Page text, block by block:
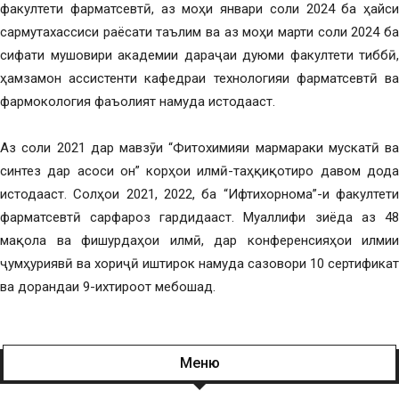
факултети фарматсевтӣ, аз моҳи январи соли 2024 ба ҳайси
сармутахассиси раёсати таълим ва аз моҳи марти соли 2024 ба
сифати мушовири академии дараҷаи дуюми факултети тиббӣ,
ҳамзамон ассистенти кафедраи технологияи фарматсевтӣ ва
фармокология фаъолият намуда истодааст.
Аз соли 2021 дар мавзӯи “Фитохимияи мармараки мускатӣ ва
синтез дар асоси он” корҳои илмӣ-таҳқиқотиро давом дода
истодааст. Солҳои 2021, 2022, ба “Ифтихорнома”-и факултети
фарматсевтӣ сарфароз гардидааст. Муаллифи зиёда аз 48
мақола ва фишурдаҳои илмӣ, дар конференсияҳои илмии
ҷумҳуриявӣ ва хориҷӣ иштирок намуда сазовори 10 сертификат
ва дорандаи 9-ихтироот мебошад.
Меню